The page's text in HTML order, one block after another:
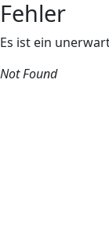
Fehler
Es ist ein
Not Found